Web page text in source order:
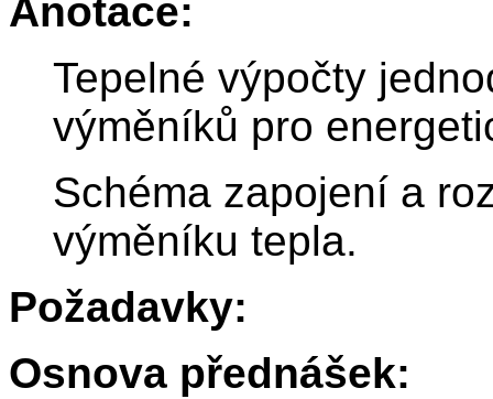
Anotace:
Tepelné výpočty
výměníků pro
Schéma zapojení a
výměníku tepla.
Požadavky:
Osnova přednášek: